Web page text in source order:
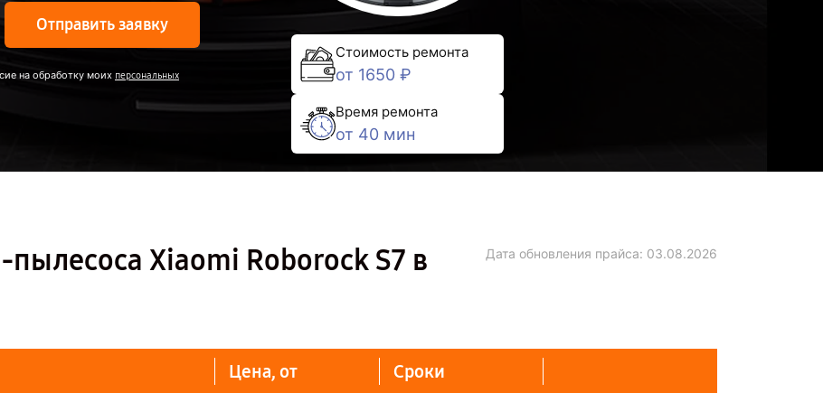
Отправить заявку
на обработку моих персональных
Стоимость ремонта
от 1650 ₽
Время ремонта
от 40 мин
Xiaomi Roborock S7 в
Дата обновления прайса: 03.08.2026
Цена, от Сроки